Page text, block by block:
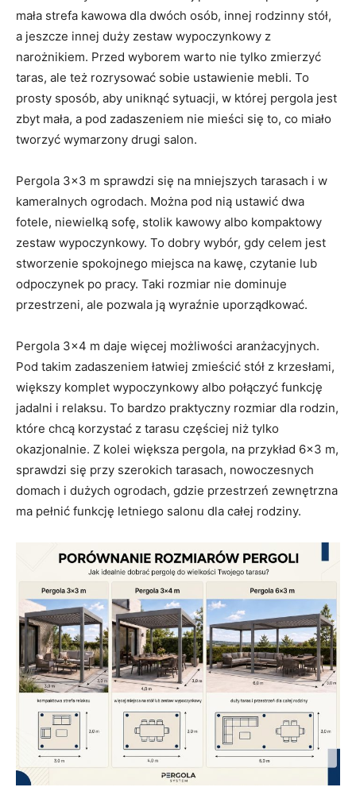
mała strefa kawowa dla dwóch osób, innej rodzinny stół,
a jeszcze innej duży zestaw wypoczynkowy z
narożnikiem. Przed wyborem warto nie tylko zmierzyć
taras, ale też rozrysować sobie ustawienie mebli. To
prosty sposób, aby uniknąć sytuacji, w której pergola jest
zbyt mała, a pod zadaszeniem nie mieści się to, co miało
tworzyć wymarzony drugi salon.
Pergola 3×3 m sprawdzi się na mniejszych tarasach i w
kameralnych ogrodach. Można pod nią ustawić dwa
fotele, niewielką sofę, stolik kawowy albo kompaktowy
zestaw wypoczynkowy. To dobry wybór, gdy celem jest
stworzenie spokojnego miejsca na kawę, czytanie lub
odpoczynek po pracy. Taki rozmiar nie dominuje
przestrzeni, ale pozwala ją wyraźnie uporządkować.
Pergola 3×4 m daje więcej możliwości aranżacyjnych.
Pod takim zadaszeniem łatwiej zmieścić stół z krzesłami,
większy komplet wypoczynkowy albo połączyć funkcję
jadalni i relaksu. To bardzo praktyczny rozmiar dla rodzin,
które chcą korzystać z tarasu częściej niż tylko
okazjonalnie. Z kolei większa pergola, na przykład 6×3 m,
sprawdzi się przy szerokich tarasach, nowoczesnych
domach i dużych ogrodach, gdzie przestrzeń zewnętrzna
ma pełnić funkcję letniego salonu dla całej rodziny.